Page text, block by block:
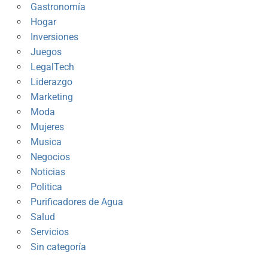
Gastronomía
Hogar
Inversiones
Juegos
LegalTech
Liderazgo
Marketing
Moda
Mujeres
Musica
Negocios
Noticias
Politica
Purificadores de Agua
Salud
Servicios
Sin categoría